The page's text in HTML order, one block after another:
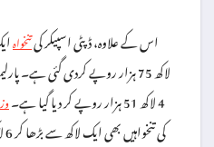
اس کے علاوہ، ڈپٹی اسپیکر کیتنخواہ
لاکھ 75 ہزار روپے کردی گئی ہے۔
4 لاکھ 51 ہزار روپے کر دیا گیا ہے۔
کی تنخواہیں بھی ایک لاکھ سے بڑھا کر 6 لاکھ 65 ہزار روپے تک پہنچ گئی ہیں۔